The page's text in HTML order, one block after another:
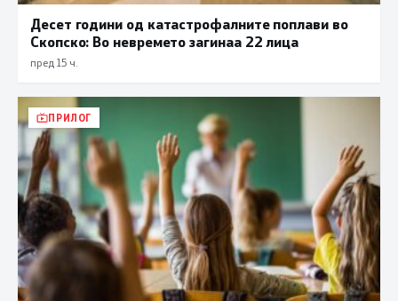
Десет години од катастрофалните поплави во
Скопско: Во невремето загинаа 22 лица
пред 15 ч.
ПРИЛОГ